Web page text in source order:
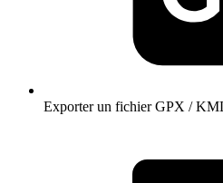
Exporter un fichier GPX /